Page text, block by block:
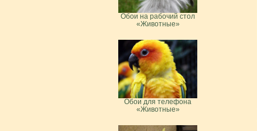
Обои на рабочий стол
«Животные»
Обои для телефона
«Животные»